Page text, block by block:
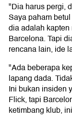
"Dia harus pergi,
Saya paham
dia adalah
Barcelona. Tapi
rencana lain, ide
"Ada beberapa
lapang dada.
Ini bukan insiden
Flick, tapi
ketimbang klub,